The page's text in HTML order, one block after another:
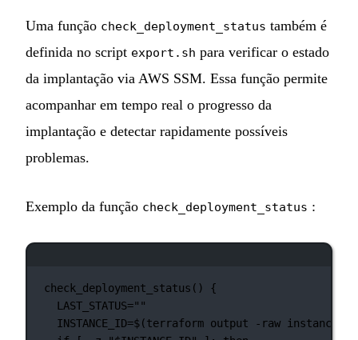
Uma função check_deployment_status também é
definida no script export.sh para verificar o estado
da implantação via AWS SSM. Essa função permite
acompanhar em tempo real o progresso da
implantação e detectar rapidamente possíveis
problemas.
Exemplo da função check_deployment_status :
check_deployment_status () {
LAST_STATUS=""
INSTANCE_ID=$(terraform output -raw instance_id